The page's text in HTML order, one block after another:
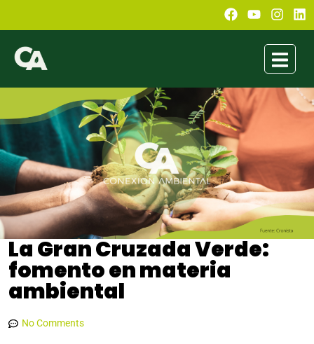
La Gran Cruzada Verde:
fomento en materia
ambiental
No Comments